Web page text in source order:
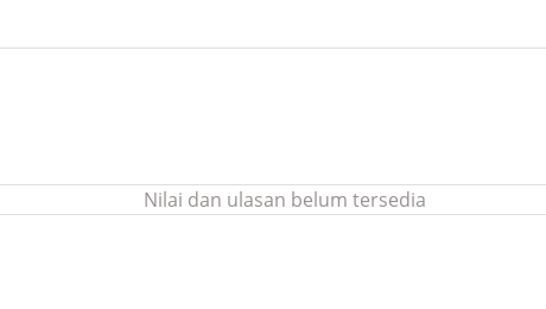
Nilai dan ulasan belum tersedia